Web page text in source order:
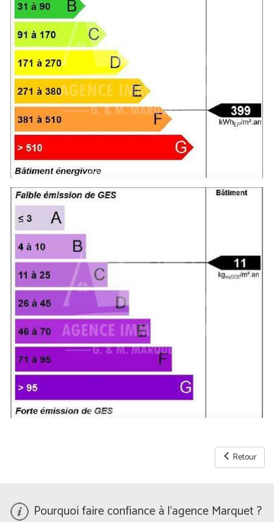
Retour
Pourquoi faire confiance à l'agence Marquet ?